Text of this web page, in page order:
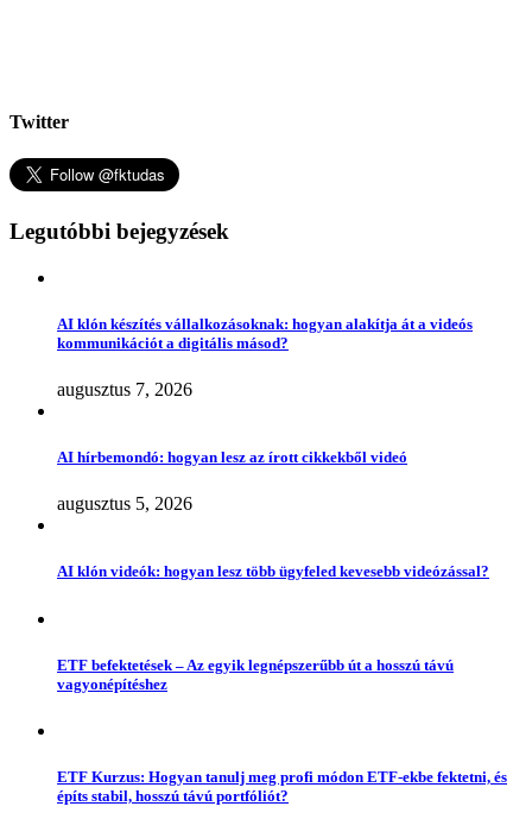
Twitter
Legutóbbi bejegyzések
AI klón készítés vállalkozásoknak: hogyan alakítja át a videós
kommunikációt a digitális másod?
augusztus 7, 2026
AI hírbemondó: hogyan lesz az írott cikkekből videó
augusztus 5, 2026
AI klón videók: hogyan lesz több ügyfeled kevesebb videózással?
ETF befektetések – Az egyik legnépszerűbb út a hosszú távú
vagyonépítéshez
ETF Kurzus: Hogyan tanulj meg profi módon ETF-ekbe fektetni, és
építs stabil, hosszú távú portfóliót?